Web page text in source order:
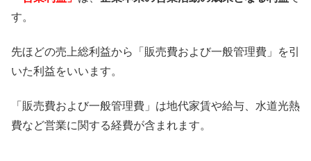
す。
先ほどの売上総利益から「販売費および一般管理費」を引
いた利益をいいます。
「販売費および一般管理費」は地代家賃や給与、水道光熱
費など営業に関する経費が含まれます。